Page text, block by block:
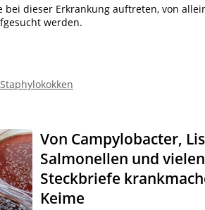
dieser Erkrankung auftreten, von
werden.
Staphylokokken
Von Campylobacter,
Salmonellen und
Steckbriefe
Keime